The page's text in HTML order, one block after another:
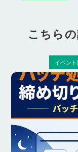
こちら
イベン